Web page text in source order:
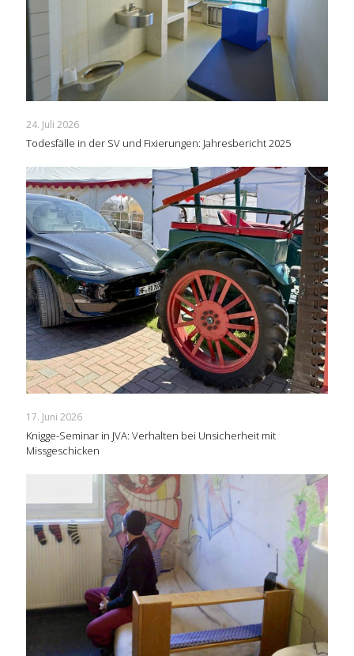
24. Juli 2026
Todesfälle in der SV und Fixierungen: Jahresbericht 2025
17. Juni 2026
Knigge-Seminar in JVA: Verhalten bei Unsicherheit mit
Missgeschicken